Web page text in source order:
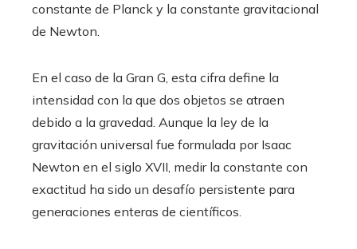
constante de Planck y la constante gravitacional
de Newton.
En el caso de la Gran G, esta cifra define la
intensidad con la que dos objetos se atraen
debido a la gravedad. Aunque la ley de la
gravitación universal fue formulada por Isaac
Newton en el siglo XVII, medir la constante con
exactitud ha sido un desafío persistente para
generaciones enteras de científicos.